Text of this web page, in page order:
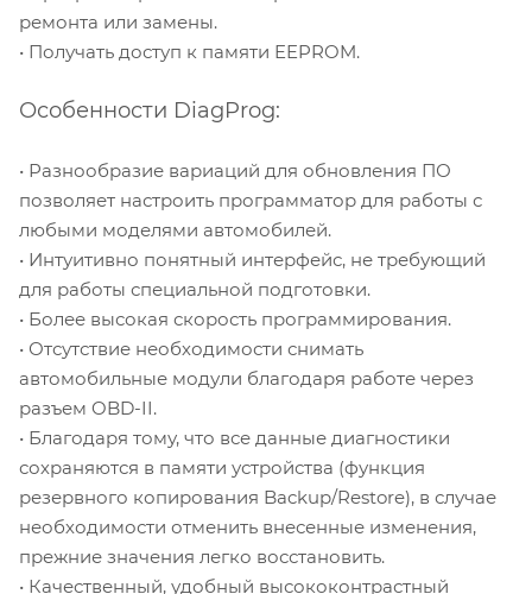
ремонта или замены.
• Получать доступ к памяти EEPROM.
Особенности DiagProg:
• Разнообразие вариаций для обновления ПО
позволяет настроить программатор для работы с
любыми моделями автомобилей.
• Интуитивно понятный интерфейс, не требующий
для работы специальной подготовки.
• Более высокая скорость программирования.
• Отсутствие необходимости снимать
автомобильные модули благодаря работе через
разъем OBD-II.
• Благодаря тому, что все данные диагностики
сохраняются в памяти устройства (функция
резервного копирования Backup/Restore), в случае
необходимости отменить внесенные изменения,
прежние значения легко восстановить.
• Качественный, удобный высококонтрастный